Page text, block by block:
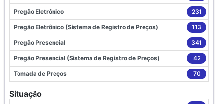
Pregão Eletrônico 231
Pregão Eletrônico (Sistema de Registro de Preços) 113
Pregão Presencial 341
Pregão Presencial (Sistema de Registro de Preços) 42
Tomada de Preços 70
Situação